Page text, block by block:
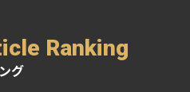
Ranking
グ